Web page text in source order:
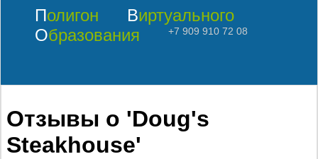
Полигон
Виртуального
Образования
+7 909 910 72 08
Отзывы о 'Doug's
Steakhouse'